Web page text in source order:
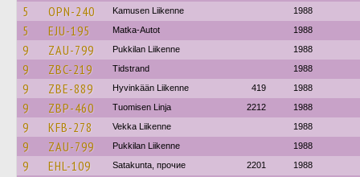
5 OPN-240 Kamusen Liikenne 1988
5 EJU-195 Matka-Autot 1988
9 ZAU-799 Pukkilan Liikenne 1988
9 ZBC-219 Tidstrand 1988
9 ZBE-889 Hyvinkään Liikenne 419 1988
9 ZBP-460 Tuomisen Linja 2212 1988
9 KFB-278 Vekka Liikenne 1988
9 ZAU-799 Pukkilan Liikenne 1988
9 EHL-109 Satakunta, прочие 2201 1988